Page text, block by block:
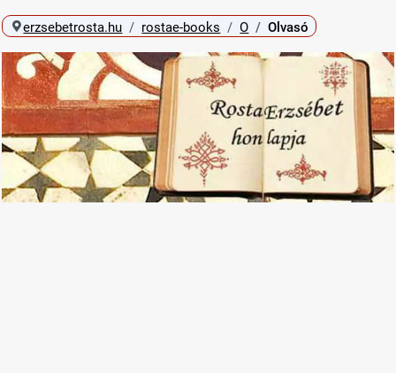
erzsebetrosta.hu rostae-books O Olvasó